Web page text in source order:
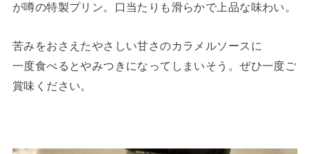
が噂の特製プリン。口当たりも滑らかで上品な味わい。
苦みをおさえたやさしい甘さのカラメルソースに
一度食べるとやみつきになってしまいそう。ぜひ一度ご
賞味ください。